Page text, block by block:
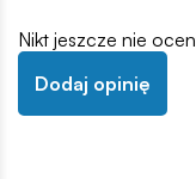
Nikt jeszcze nie
Dodaj opinię